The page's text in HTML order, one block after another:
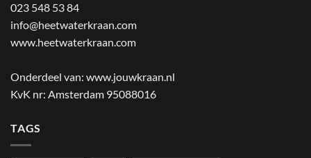
023 548 53 84
info@heetwaterkraan.com
www.heetwaterkraan.com
Onderdeel van: www.jouwkraan.nl
KvK nr: Amsterdam 95088016
TAGS